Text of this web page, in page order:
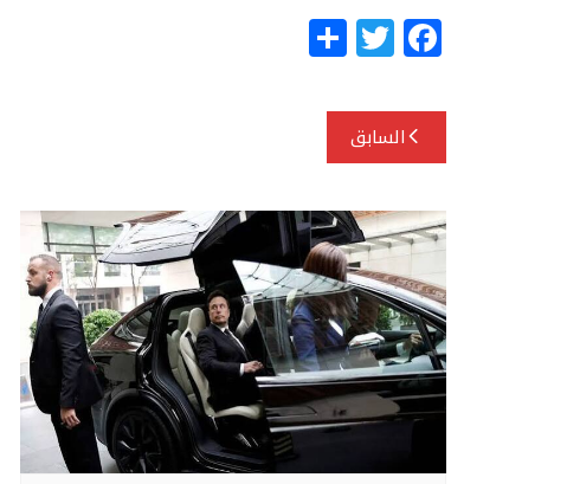
F
a
c
e
o
o
k
T
w
itt
eتصفّح
المقالات
السابق